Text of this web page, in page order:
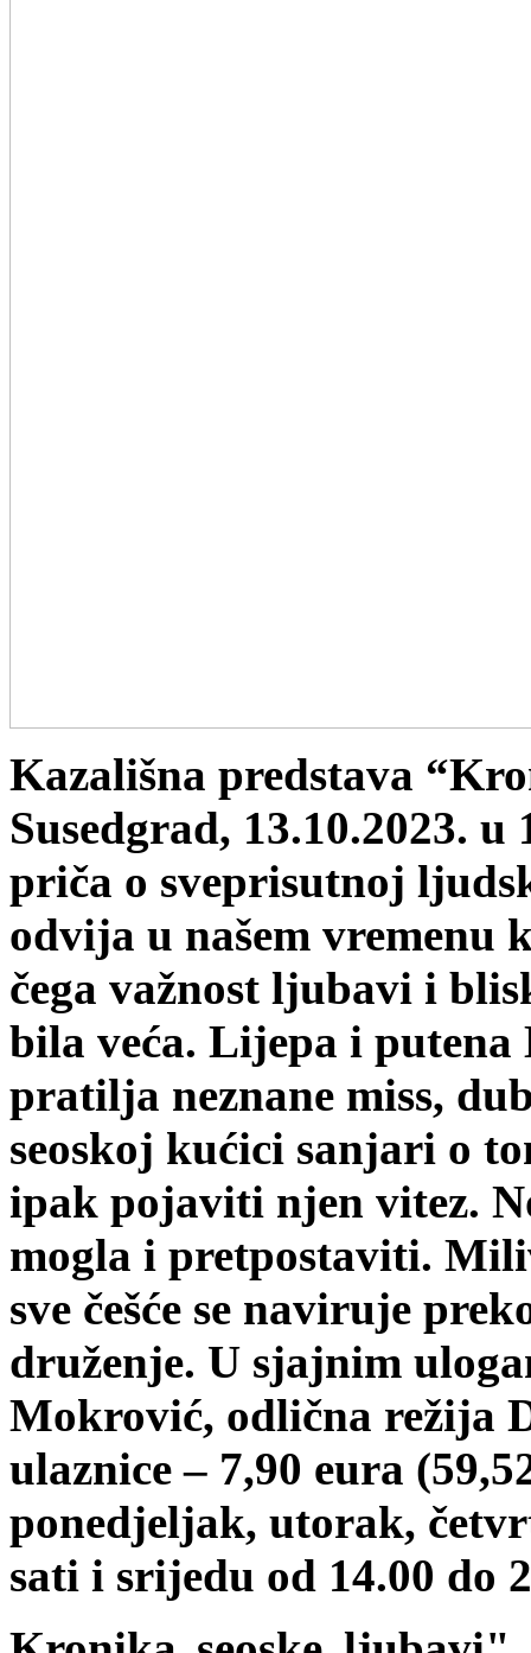
Kazališna predstava
Susedgrad, 13.10.2023.
priča o sveprisutnoj
odvija u našem vremenu
čega važnost ljubavi i
bila veća. Lijepa i
pratilja neznane miss,
seoskoj kućici sanjari o
ipak pojaviti njen vitez.
mogla i pretpostaviti.
sve češće se naviruje
druženje. U sjajnim
Mokrović, odlična režija
ulaznice – 7,90 eura
ponedjeljak, utorak,
sati i srijedu od 14.00 do